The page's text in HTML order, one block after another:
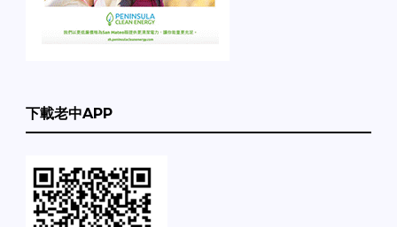
下載老中APP